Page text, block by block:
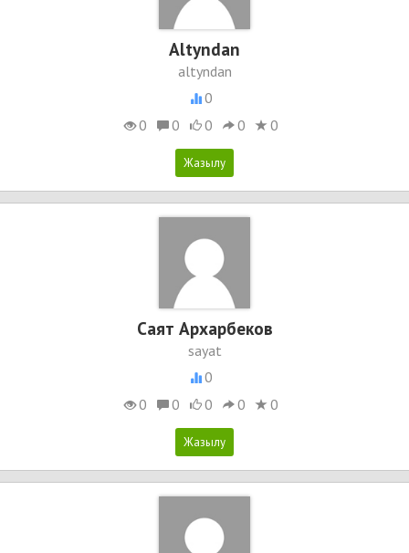
Altyndan
altyndan
0
0
0 0 0 0
Саят Архарбеков
sayat
0
0
0 0 0 0